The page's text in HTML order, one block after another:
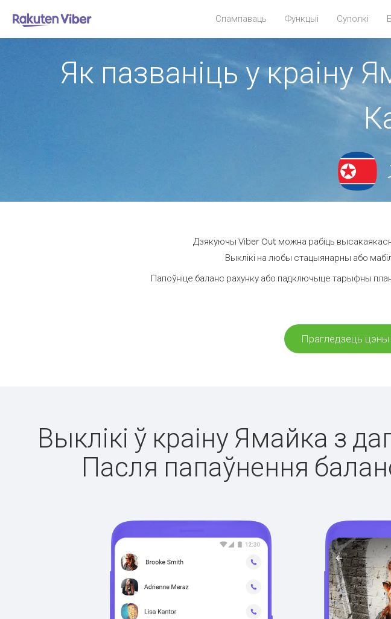
Спампаваць Функцыі Суполкі
Як пазваніць у краіну
Дзякуючы Viber Out можна рабіць
Выклікі на любы стацыянарны або
Папоўніце баланс рахунку або падключыце тарыфны
Прагледзець цэны
Выклікі ў краіну Ямайка з
Пасля папаўнення